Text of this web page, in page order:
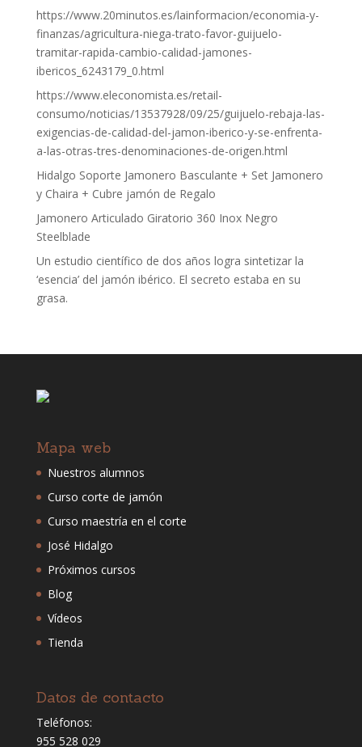
https://www.20minutos.es/lainformacion/economia-y-
finanzas/agricultura-niega-trato-favor-guijuelo-
tramitar-rapida-cambio-calidad-jamones-
ibericos_6243179_0.html
https://www.eleconomista.es/retail-
consumo/noticias/13537928/09/25/guijuelo-rebaja-las-
exigencias-de-calidad-del-jamon-iberico-y-se-enfrenta-
a-las-otras-tres-denominaciones-de-origen.html
Hidalgo Soporte Jamonero Basculante + Set Jamonero
y Chaira + Cubre jamón de Regalo
Jamonero Articulado Giratorio 360 Inox Negro
Steelblade
Un estudio científico de dos años logra sintetizar la
‘esencia’ del jamón ibérico. El secreto estaba en su
grasa.
Mapa web
Nuestros alumnos
Curso corte de jamón
Curso maestría en el corte
José Hidalgo
Próximos cursos
Blog
Vídeos
Tienda
Datos de contacto
Teléfonos:
955 528 029